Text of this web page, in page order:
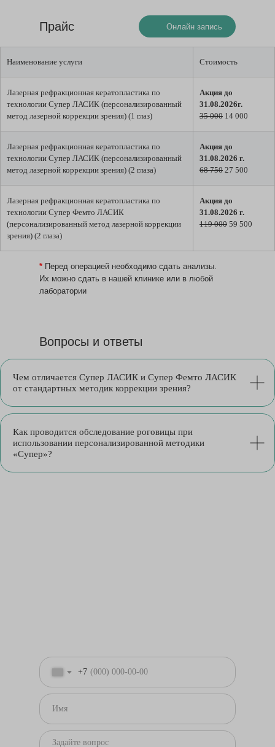
Прайс Онлайн запись
Наименование услуги Стоимость
Лазерная рефракционная кератопластика по
технологии Супер ЛАСИК (персонализированный
метод лазерной коррекции зрения) (1 глаз)
Акция до
31.08.2026г.
35 000 14 000
Лазерная рефракционная кератопластика по
технологии Супер ЛАСИК (персонализированный
метод лазерной коррекции зрения) (2 глаза)
Акция до
31.08.2026 г.
68 750 27 500
Лазерная рефракционная кератопластика по
технологии Супер Фемто ЛАСИК
(персонализированный метод лазерной коррекции
зрения) (2 глаза)
Акция до
31.08.2026 г.
119 000 59 500
* Перед операцией необходимо сдать анализы.
Их можно сдать в нашей клинике или в любой
лаборатории
Вопросы и ответы
Чем отличается Супер ЛАСИК и Супер Фемто ЛАСИК
от стандартных методик коррекции зрения?
Как проводится обследование роговицы при
использовании персонализированной методики
«Супер»?
+7